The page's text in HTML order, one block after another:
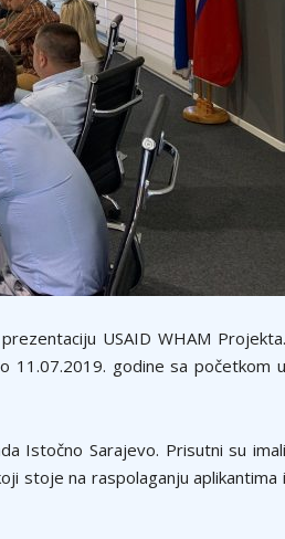
USAID WHAM Projekta.
11.07.2019. godine sa početkom u
Istočno Sarajevo. Prisutni su imali
stoje na raspolaganju aplikantima i